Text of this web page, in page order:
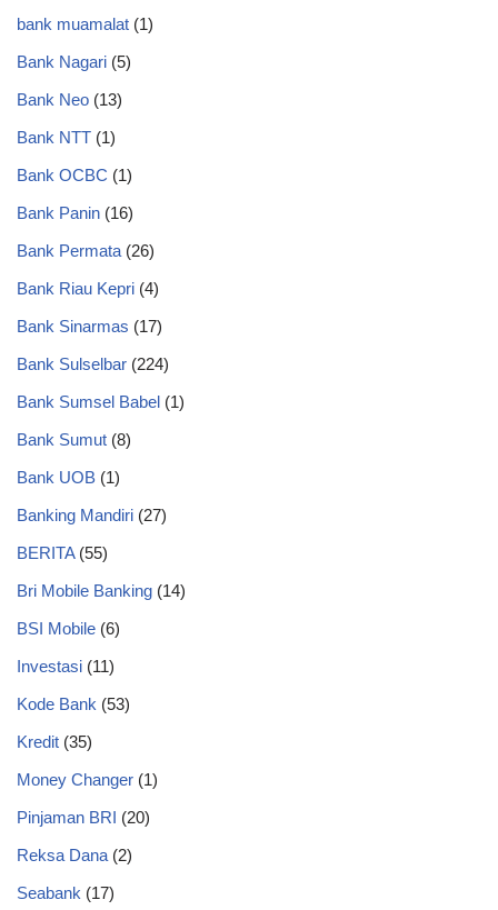
bank muamalat (1)
Bank Nagari (5)
Bank Neo (13)
Bank NTT (1)
Bank OCBC (1)
Bank Panin (16)
Bank Permata (26)
Bank Riau Kepri (4)
Bank Sinarmas (17)
Bank Sulselbar (224)
Bank Sumsel Babel (1)
Bank Sumut (8)
Bank UOB (1)
Banking Mandiri (27)
BERITA(55)
Bri Mobile Banking (14)
BSI Mobile (6)
Investasi (11)
Kode Bank (53)
Kredit (35)
Money Changer (1)
Pinjaman BRI (20)
Reksa Dana (2)
Seabank (17)